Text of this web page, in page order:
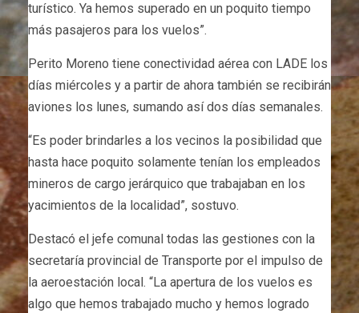
turístico. Ya hemos superado en un poquito tiempo
más pasajeros para los vuelos”.
Perito Moreno tiene conectividad aérea con LADE los
días miércoles y a partir de ahora también se recibirán
aviones los lunes, sumando así dos días semanales.
“Es poder brindarles a los vecinos la posibilidad que
hasta hace poquito solamente tenían los empleados
mineros de cargo jerárquico que trabajaban en los
yacimientos de la localidad”, sostuvo.
Destacó el jefe comunal todas las gestiones con la
secretaría provincial de Transporte por el impulso de
la aeroestación local. “La apertura de los vuelos es
algo que hemos trabajado mucho y hemos logrado